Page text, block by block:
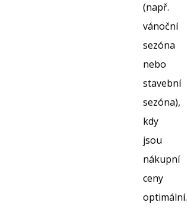
(např.
vánoční
sezóna
nebo
stavební
sezóna),
kdy
jsou
nákupní
ceny
optimální.